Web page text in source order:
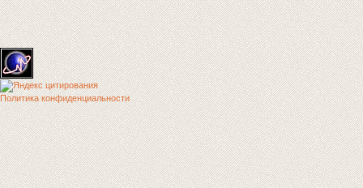
Политика конфиденциальности